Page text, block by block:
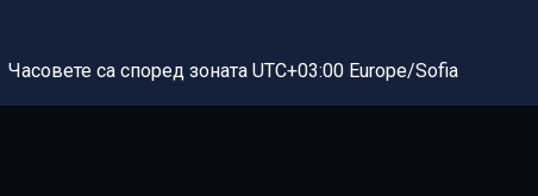
Часовете са според зоната UTC+03:00 Europe/Sofia